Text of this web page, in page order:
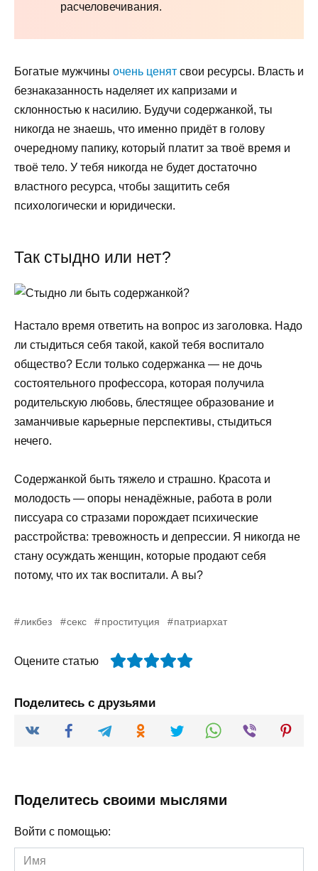
расчеловечивания.
Богатые мужчины очень ценят свои ресурсы. Власть и
безнаказанность наделяет их капризами и
склонностью к насилию. Будучи содержанкой, ты
никогда не знаешь, что именно придёт в голову
очередному папику, который платит за твоё время и
твоё тело. У тебя никогда не будет достаточно
властного ресурса, чтобы защитить себя
психологически и юридически.
Так стыдно или нет?
Настало время ответить на вопрос из заголовка. Надо
ли стыдиться себя такой, какой тебя воспитало
общество? Если только содержанка — не дочь
состоятельного профессора, которая получила
родительскую любовь, блестящее образование и
заманчивые карьерные перспективы, стыдиться
нечего.
Содержанкой быть тяжело и страшно. Красота и
молодость — опоры ненадёжные, работа в роли
писсуара со стразами порождает психические
расстройства: тревожность и депрессии. Я никогда не
стану осуждать женщин, которые продают себя
потому, что их так воспитали. А вы?
ликбез секс проституция патриархат
Оцените статью
Поделитесь с друзьями
Поделитесь своими мыслями
Войти с помощью:
Имя